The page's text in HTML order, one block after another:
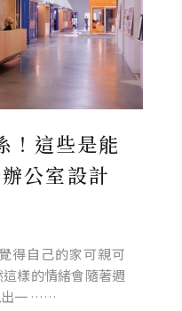
！這些是能
公室設計
得自己的家可親可
樣的情緒會隨著週
出一 ……